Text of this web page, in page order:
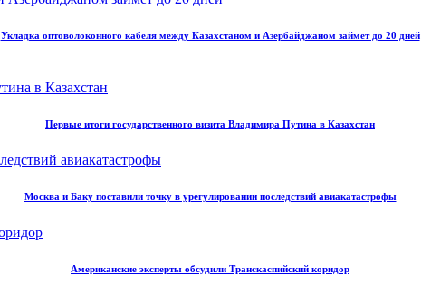
Укладка оптоволоконного кабеля между Казахстаном и Азербайджаном займет до 20 дней
Первые итоги государственного визита Владимира Путина в Казахстан
Москва и Баку поставили точку в урегулировании последствий авиакатастрофы
Американские эксперты обсудили Транскаспийский коридор